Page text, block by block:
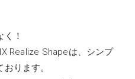
！
Realize Shapeは、シンプ
ります。